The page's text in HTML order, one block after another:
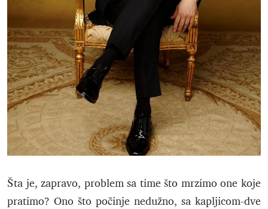
Šta je, zapravo, problem sa time što mrzimo one koje
pratimo? Ono što počinje nedužno, sa kapljicom-dve